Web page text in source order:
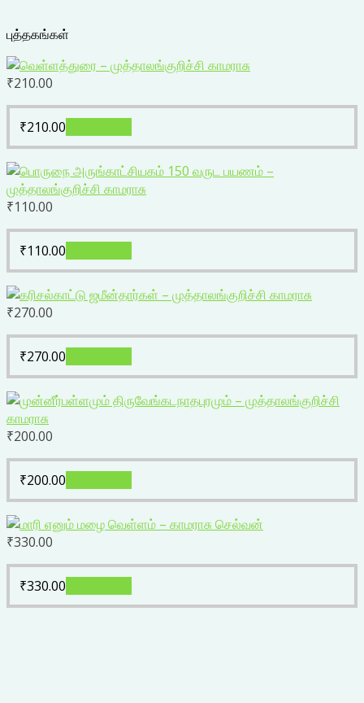
புத்தகங்கள்
₹210.00
₹210.00
₹110.00
₹110.00
₹270.00
₹270.00
₹200.00
₹200.00
₹330.00
₹330.00